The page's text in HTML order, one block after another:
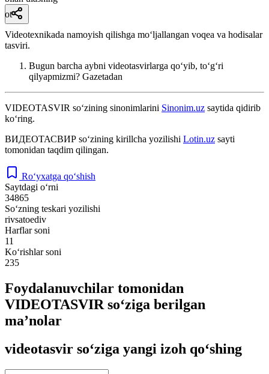
ot
Videotexnikada namoyish qilishga moʻljallangan voqea va hodisalar
tasviri.
Bugun barcha aybni videotasvirlarga qoʻyib, toʻgʻri
qilyapmizmi? Gazetadan
VIDEOTASVIR so‘zining sinonimlarini Sinonim.uz saytida qidirib
ko‘ring.
ВИДЕОТАСВИР so‘zining kirillcha yozilishi Lotin.uz sayti
tomonidan taqdim qilingan.
Ro‘yxatga qo‘shish
Saytdagi o‘rni
34865
So‘zning teskari yozilishi
rivsatoediv
Harflar soni
11
Ko‘rishlar soni
235
Foydalanuvchilar tomonidan
VIDEOTASVIR so‘ziga berilgan
ma’nolar
videotasvir so‘ziga yangi izoh qo‘shing